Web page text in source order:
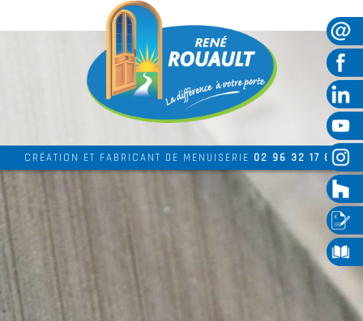
CRÉATION ET FABRICANT DE MENUISERIE 02 96 32 17 69